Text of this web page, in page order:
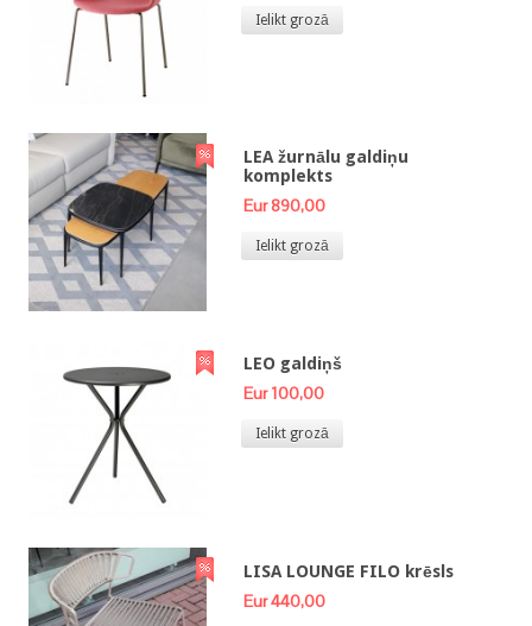
Ielikt grozā
LEA žurnālu galdiņu
komplekts
Eur 890,00
Ielikt grozā
LEO galdiņš
Eur 100,00
Ielikt grozā
LISA LOUNGE FILO krēsls
Eur 440,00